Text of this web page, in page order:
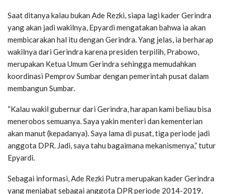
Saat ditanya kalau bukan Ade Rezki, siapa lagi kader Gerindra
yang akan jadi wakilnya, Epyardi mengatakan bahwa ia akan
membicarakan hal itu dengan Gerindra. Yang jelas, ia berharap
wakilnya dari Gerindra karena presiden terpilih, Prabowo,
merupakan Ketua Umum Gerindra sehingga memudahkan
koordinasi Pemprov Sumbar dengan pemerintah pusat dalam
membangun Sumbar.
“Kalau wakil gubernur dari Gerindra, harapan kami beliau bisa
menerobos semuanya. Saya yakin menteri dan kementerian
akan manut (kepadanya). Saya lama di pusat, tiga periode jadi
anggota DPR. Jadi, saya tahu bagaimana mekanismenya,” tutur
Epyardi.
Sebagai informasi, Ade Rezki Putra merupakan kader Gerindra
yang menjabat sebagai anggota DPR periode 2014-2019,